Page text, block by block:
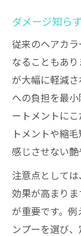
ダメージ知ら
従来のヘアカ
なることもあ
が大幅に軽減
への負担を最
ートメントに
トメントや縮
感じさせない艶
注意点として
効果が高まり
が重要です。
ンプーを選び